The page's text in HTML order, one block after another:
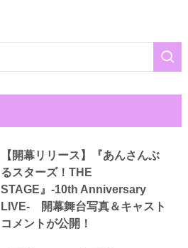
【開幕リリース】『あんさんぶ
るスターズ！THE
STAGE』-10th Anniversary
LIVE- 開幕舞台写真＆キャスト
コメントが公開！